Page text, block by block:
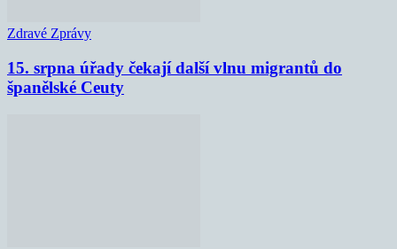
Zdravé Zprávy
15. srpna úřady čekají další vlnu migrantů do
španělské Ceuty